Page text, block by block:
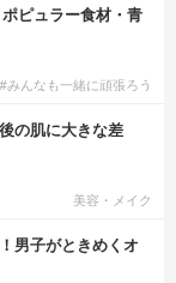
ピュラー食材・青
#みんなも一緒に頑張ろう
の肌に大きな差
美容・メイク
男子がときめくオ